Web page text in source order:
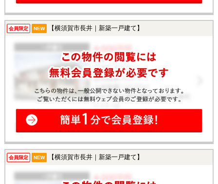
会員限定 NEW 【横須賀市長井｜新築一戸建て】
会員限定 NEW 【横須賀市長井｜新築一戸建て】